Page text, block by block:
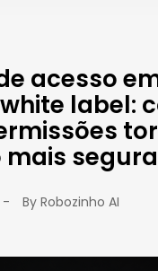
acesso
label:
segura
- By Robozinho AI